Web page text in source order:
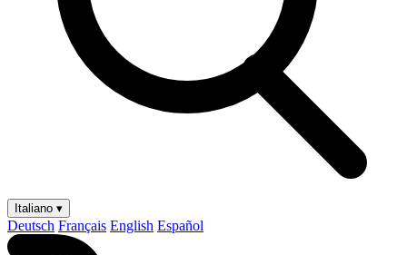
Italiano ▾
Deutsch Français English Español